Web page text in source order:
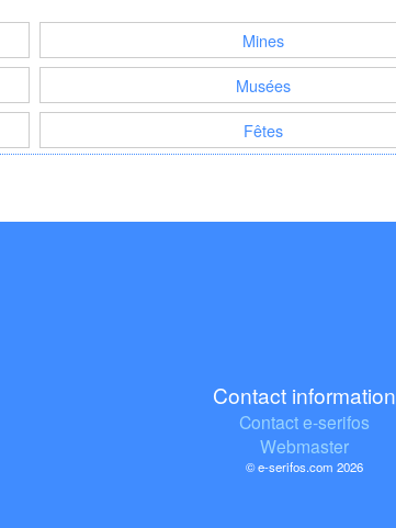
Mines
Musées
Fêtes
Contact information
Contact e-serifos
Webmaster
© e-serifos.com 2026